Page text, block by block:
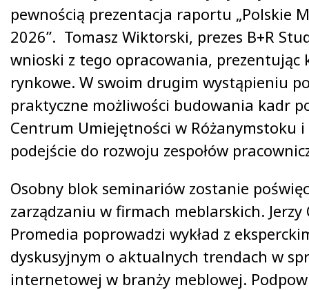
pewnością prezentacja raportu „Polskie
2026”. Tomasz Wiktorski, prezes B+R
wnioski z tego opracowania, prezentując
rynkowe. W swoim drugim wystąpieniu
praktyczne możliwości budowania kadr
Centrum Umiejętności w Różanymstoku i
podejście do rozwoju zespołów
Osobny blok seminariów zostanie
zarządzaniu w firmach meblarskich. Jerzy
Promedia poprowadzi wykład z
dyskusyjnym o aktualnych trendach w
internetowej w branży meblowej.